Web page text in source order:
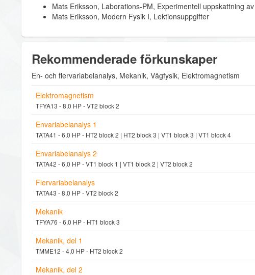
Mats Eriksson, Laborations-PM, Experimentell uppskattning
Mats Eriksson, Modern Fysik I, Lektionsuppgifter
Rekommenderade förkunskaper
En- och flervariabelanalys, Mekanik, Vågfysik, Elektromagnetism
Elektromagnetism
TFYA13 - 8,0 HP - VT2 block 2
Envariabelanalys 1
TATA41 - 6,0 HP - HT2 block 2 | HT2 block 3 | VT1 block 3 | VT1 block 4
Envariabelanalys 2
TATA42 - 6,0 HP - VT1 block 1 | VT1 block 2 | VT2 block 2
Flervariabelanalys
TATA43 - 8,0 HP - VT2 block 2
Mekanik
TFYA76 - 6,0 HP - HT1 block 3
Mekanik, del 1
TMME12 - 4,0 HP - HT2 block 2
Mekanik, del 2